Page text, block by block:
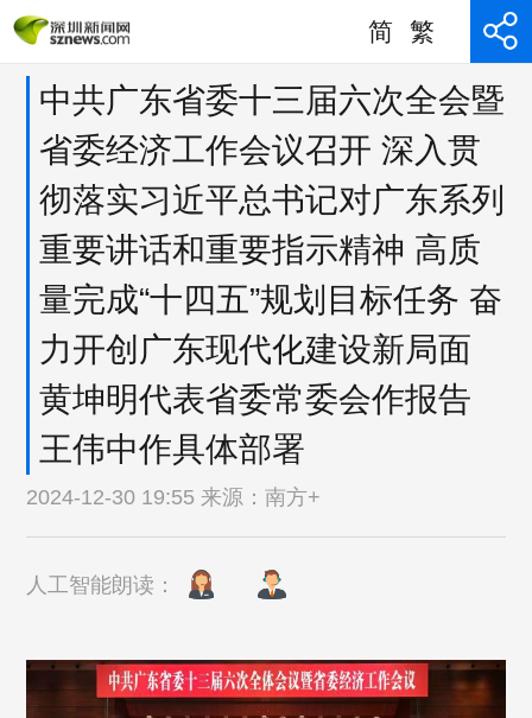
简 繁
中共广东省委十三届六次全会暨
省委经济工作会议召开 深入贯
彻落实习近平总书记对广东系列
重要讲话和重要指示精神 高质
量完成“十四五”规划目标任务 奋
力开创广东现代化建设新局面
黄坤明代表省委常委会作报告
王伟中作具体部署
2024-12-30 19:55 来源：南方+
人工智能朗读：